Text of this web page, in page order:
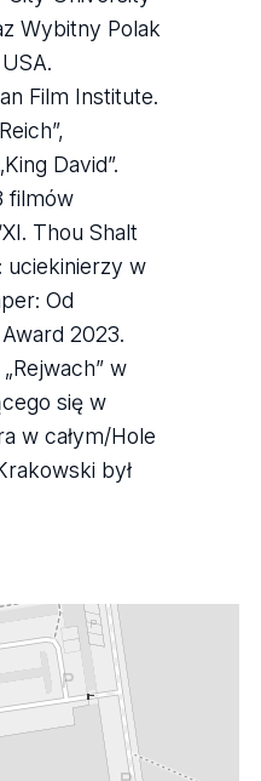
Wybitny Polak
Film Institute.
David”.
filmów
Thou Shalt
uciekinierzy w
Od
2023.
w
się w
w całym/Hole
był